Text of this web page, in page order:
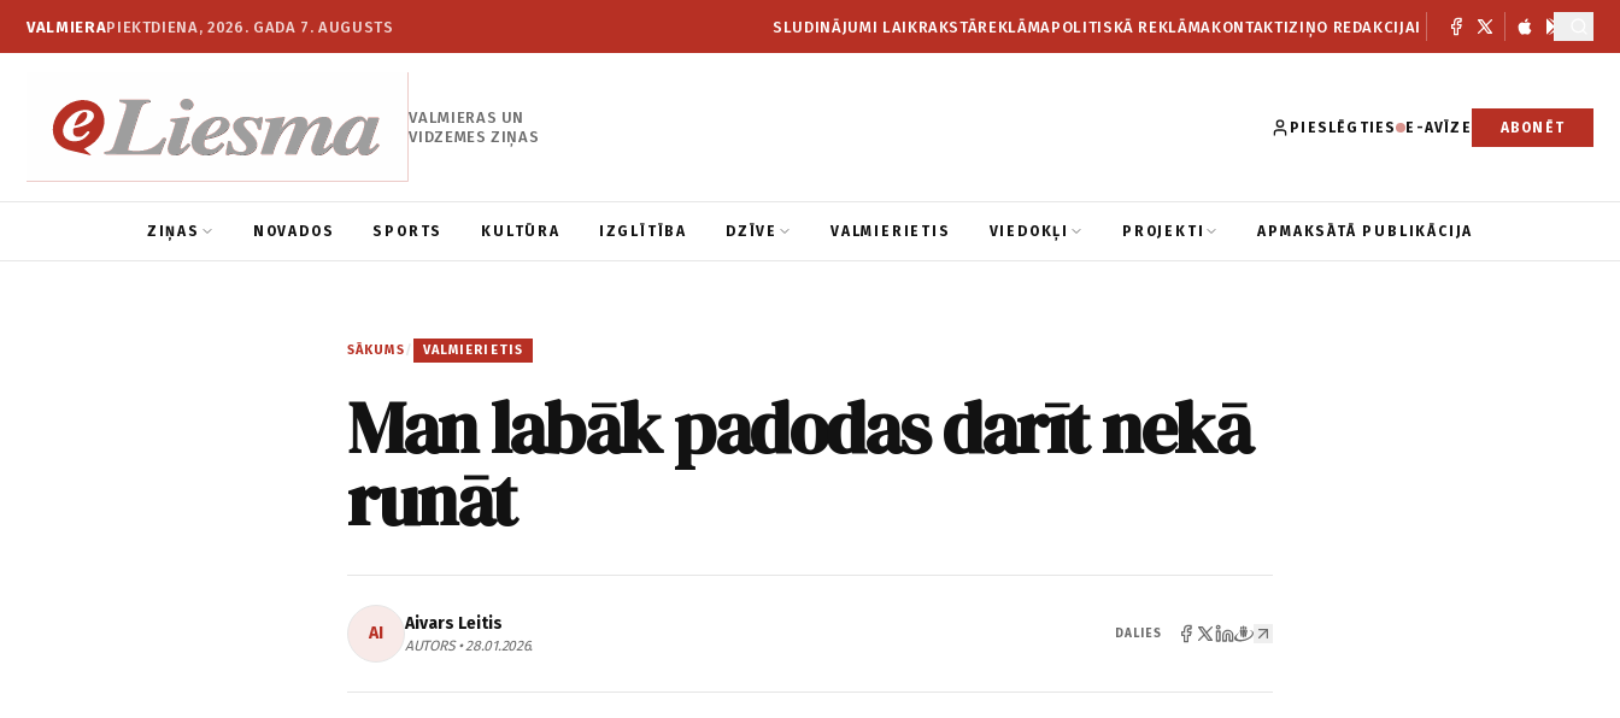
VALMIERAPIEKTDIENA, 2026. GADA 7. AUGUSTS SLUDINĀJUMI LAIKRAKSTĀREKLĀMAPOLITISKĀ REKLĀMAKONTAKTIZIŅO REDAKCIJAI
VALMIERAS UN
VIDZEMES ZIŅAS
PIESLĒGTIES E-AVĪZE ABONĒT
ZIŅAS NOVADOS SPORTS KULTŪRA IZGLĪTĪBA DZĪVE VALMIERIETIS VIEDOKĻI PROJEKTI APMAKSĀTĀ PUBLIKĀCIJA
SĀKUMS / VALMIERIETIS
Man labāk padodas darīt nekā
runāt
AI Aivars Leitis
AUTORS • 28.01.2026.
DALIES